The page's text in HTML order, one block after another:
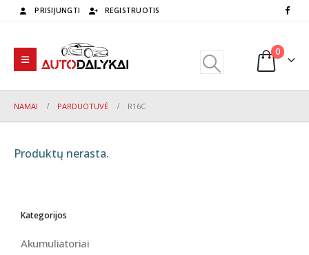
PRISIJUNGTI REGISTRUOTIS
0
NAMAI PARDUOTUVĖ R16C
Produktų nerasta.
Kategorijos
Akumuliatoriai